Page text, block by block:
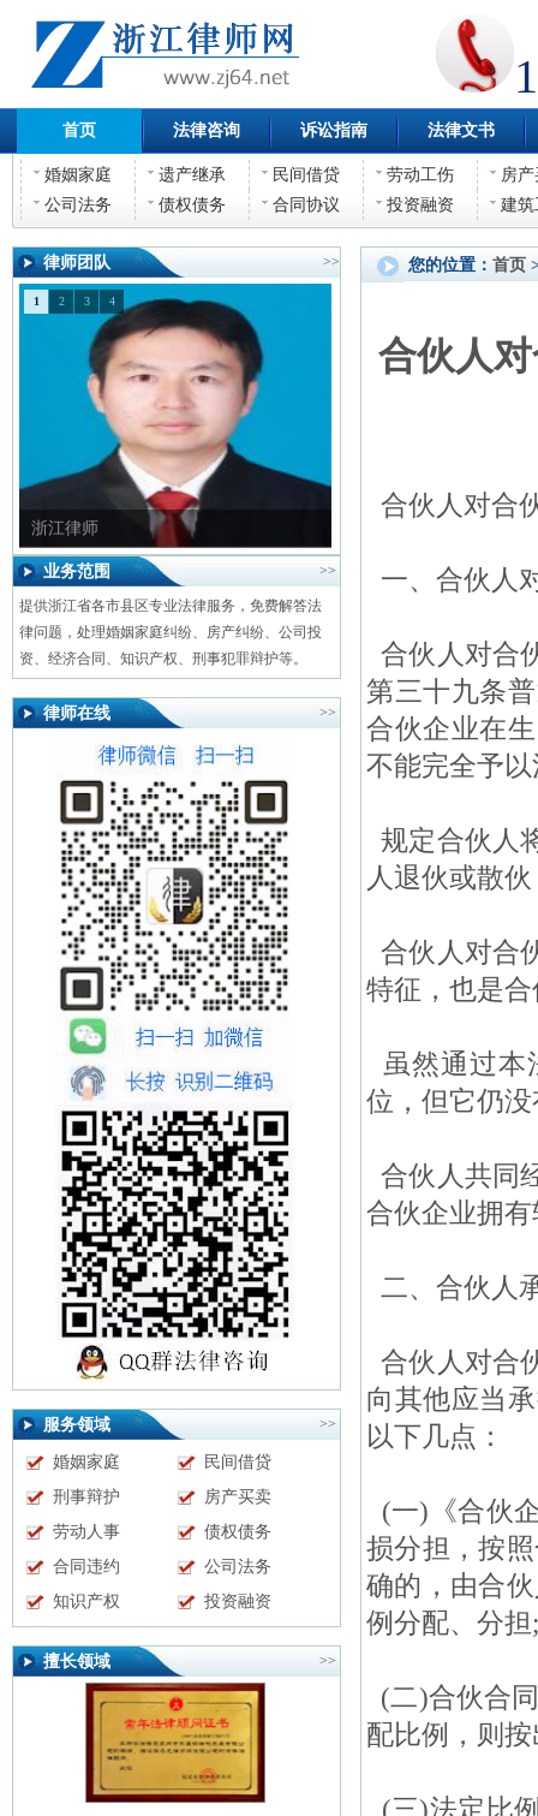
首页 法律咨询 诉讼指南 法律文书
婚姻家庭 遗产继承 民间借贷 劳动工伤
房
公司法务
债权债务 合同协议 投资融资 建筑
律师团队 >>
浙江律师
1 2 3 4
业务范围 >>
提供浙江省各市县区专业法律服务，免费解答法
律问题，处理婚姻家庭纠纷、房产纠纷、公司投
资、经济合同、知识产权、刑事犯罪辩护等。
律师在线 >>
服务领域 >>
婚姻家庭
民间借贷
刑事辩护
房产买卖
劳动人事
债权债务
合同违约
公司法务
知识产权
投资融资
擅长领域 >>
您的位置： 首页
合伙人
合伙人对合
一、合伙人
合伙人对合
第三十九条
合伙企业在
不能完全予
规定合伙人
人退伙或散
合伙人对合
特征，也是
虽然通过本
位，但它仍
合伙人共同
合伙企业拥
二、合伙人
合伙人对合
向其他应当
以下几点：
(一)《合伙
损分担，按
确的，由合
例分配、分
(二)合伙合
配比例，则
(三)法定比